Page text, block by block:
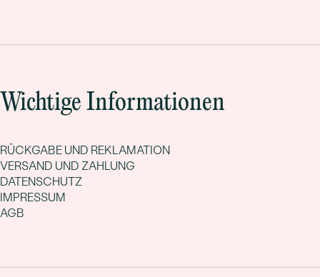
Wichtige Informationen
RÜCKGABE UND REKLAMATION
VERSAND UND ZAHLUNG
DATENSCHUTZ
IMPRESSUM
AGB